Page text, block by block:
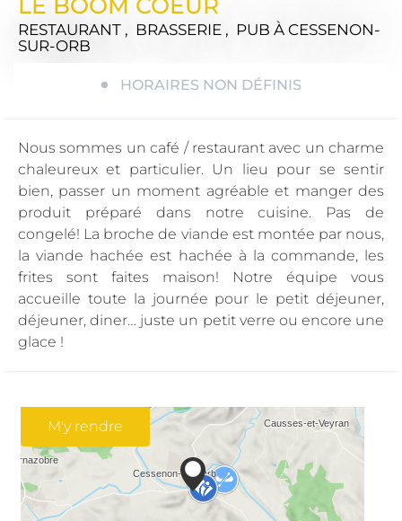
RESTAURANT , BRASSERIE , PUB À CESSENON-
SUR-ORB
HORAIRES NON DÉFINIS
Nous sommes un café / restaurant avec un charme
chaleureux et particulier. Un lieu pour se sentir
bien, passer un moment agréable et manger des
produit préparé dans notre cuisine. Pas de
congelé! La broche de viande est montée par nous,
la viande hachée est hachée à la commande, les
frites sont faites maison! Notre équipe vous
accueille toute la journée pour le petit déjeuner,
déjeuner, diner… juste un petit verre ou encore une
glace !
M'y rendre